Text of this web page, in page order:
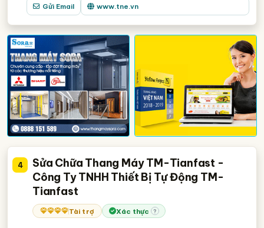
Gửi Email www.tne.vn
4
Sửa Chữa Thang Máy TM-Tianfast -
Công Ty TNHH Thiết Bị Tự Động TM-
Tianfast
Tài trợ Xác thực ?